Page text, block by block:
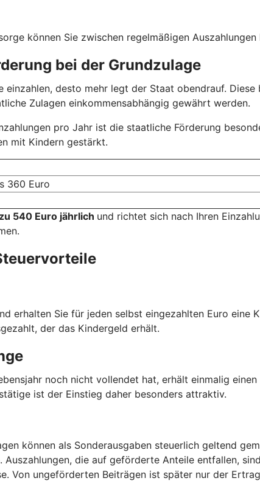
können Sie zwischen regelmäßigen
bei der Grundzulage
einzahlen, desto mehr legt der Staat obendrauf.
Zulagen einkommensabhängig gewährt werden.
pro Jahr ist die staatliche Förderung
mit Kindern gestärkt.
360 Euro
540 Euro jährlich und richtet sich nach Ihren
erhalten Sie für jeden selbst eingezahlten Euro
der das Kindergeld erhält.
noch nicht vollendet hat, erhält einmalig
ist der Einstieg daher besonders attraktiv.
können als Sonderausgaben steuerlich geltend
die auf geförderte Anteile entfallen,
Von ungeförderten Beiträgen ist später nur der